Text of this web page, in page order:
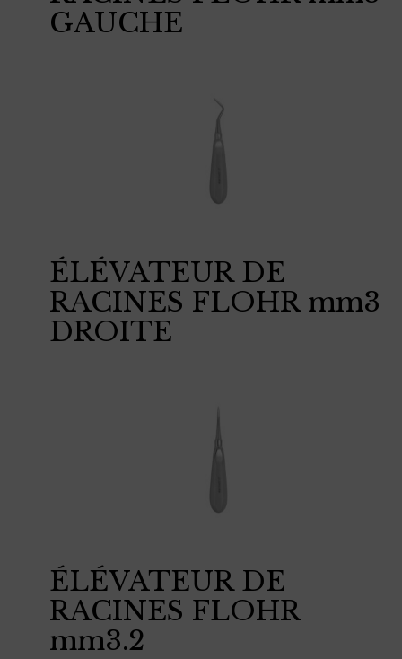
GAUCHE
ÉLÉVATEUR DE
RACINES FLOHR mm3
DROITE
ÉLÉVATEUR DE
RACINES FLOHR
mm3.2